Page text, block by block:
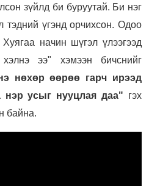
зүйлд би буруутай. Би нэг
тэдний үгэнд орчихсон. Одоо
начин шүгэл үлээгээд
ээ" хэмээн бичснийг
нөхөр өөрөө гарч ирээд
нэр усыг нууцлая даа" гэх
байна.